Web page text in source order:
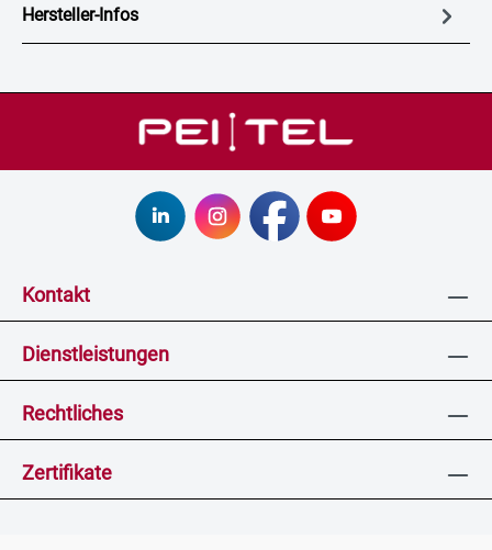
Hersteller-Infos
Kontakt
Dienstleistungen
Rechtliches
Zertifikate